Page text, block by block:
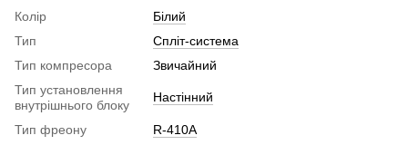
Колір
Білий
Тип
Спліт-система
Тип компресора
Звичайний
Тип установлення
внутрішнього блоку
Настінний
Тип фреону
R-410A